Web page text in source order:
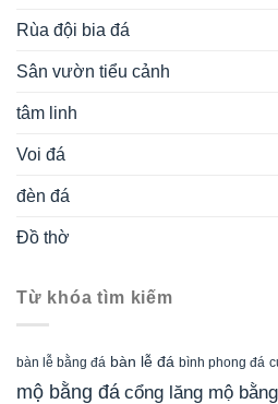
Rùa đội bia đá
Sân vườn tiểu cảnh
tâm linh
Voi đá
đèn đá
Đồ thờ
Từ khóa tìm kiếm
bàn lễ bằng đá bàn lễ đá bình phong đá
mộ bằng đá cổng lăng mộ